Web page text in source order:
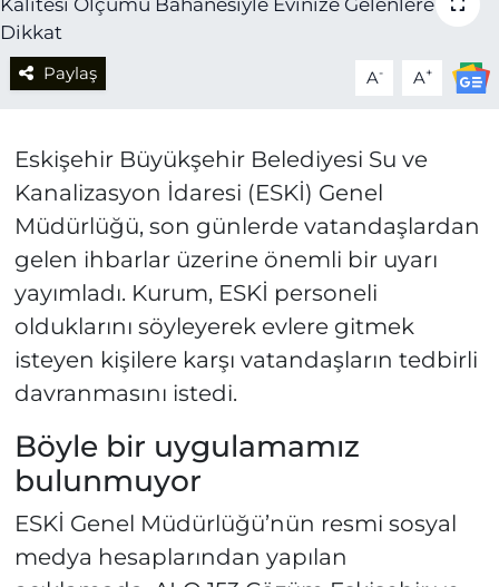
Paylaş A- A+
Eskişehir Büyükşehir Belediyesi Su ve
Kanalizasyon İdaresi (ESKİ) Genel
Müdürlüğü, son günlerde vatandaşlardan
gelen ihbarlar üzerine önemli bir uyarı
yayımladı. Kurum, ESKİ personeli
olduklarını söyleyerek evlere gitmek
isteyen kişilere karşı vatandaşların tedbirli
davranmasını istedi.
Böyle bir uygulamamız
bulunmuyor
ESKİ Genel Müdürlüğü’nün resmi sosyal
medya hesaplarından yapılan